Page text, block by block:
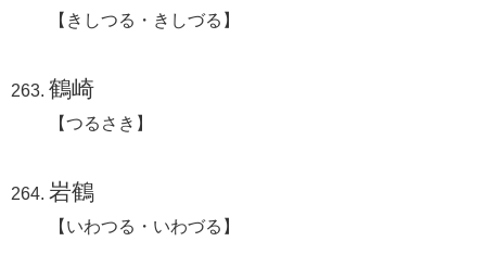
【きしつる・きしづる】
鶴崎
【つるさき】
岩鶴
【いわつる・いわづる】